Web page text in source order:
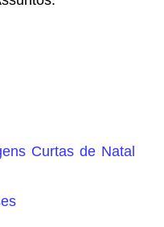
Curtas de Natal